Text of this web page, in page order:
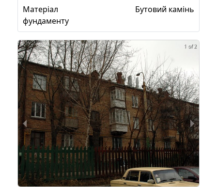
Матеріал
фундаменту
Бутовий камінь
1 of 2